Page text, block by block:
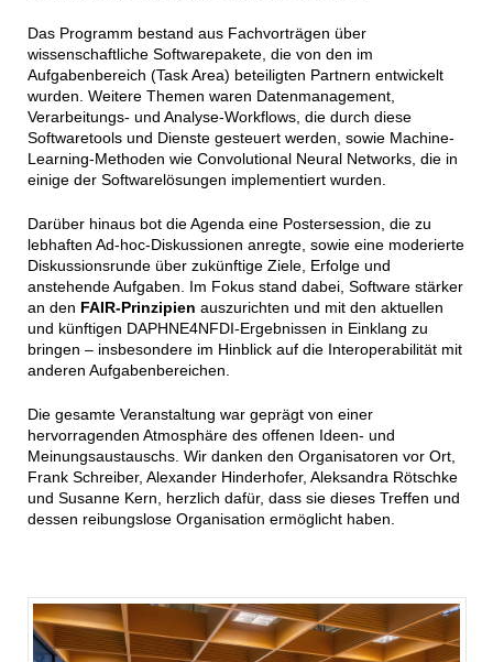
Das Programm bestand aus Fachvorträgen über
wissenschaftliche Softwarepakete, die von den im
Aufgabenbereich (Task Area) beteiligten Partnern entwickelt
wurden. Weitere Themen waren Datenmanagement,
Verarbeitungs- und Analyse-Workflows, die durch diese
Softwaretools und Dienste gesteuert werden, sowie Machine-
Learning-Methoden wie Convolutional Neural Networks, die in
einige der Softwarelösungen implementiert wurden.
Darüber hinaus bot die Agenda eine Postersession, die zu
lebhaften Ad-hoc-Diskussionen anregte, sowie eine moderierte
Diskussionsrunde über zukünftige Ziele, Erfolge und
anstehende Aufgaben. Im Fokus stand dabei, Software stärker
an den FAIR-Prinzipien auszurichten und mit den aktuellen
und künftigen DAPHNE4NFDI-Ergebnissen in Einklang zu
bringen – insbesondere im Hinblick auf die Interoperabilität mit
anderen Aufgabenbereichen.
Die gesamte Veranstaltung war geprägt von einer
hervorragenden Atmosphäre des offenen Ideen- und
Meinungsaustauschs. Wir danken den Organisatoren vor Ort,
Frank Schreiber, Alexander Hinderhofer, Aleksandra Rötschke
und Susanne Kern, herzlich dafür, dass sie dieses Treffen und
dessen reibungslose Organisation ermöglicht haben.